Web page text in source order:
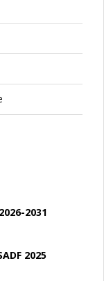
2031
2025